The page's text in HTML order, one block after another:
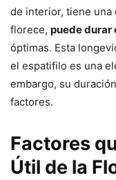
de interior, tiene una
florece, puede durar
óptimas. Esta
el espatifilo es una
embargo, su
factores.
Factores
Útil de la